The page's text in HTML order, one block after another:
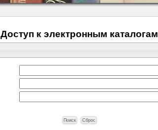
Доступ к электронным каталогам